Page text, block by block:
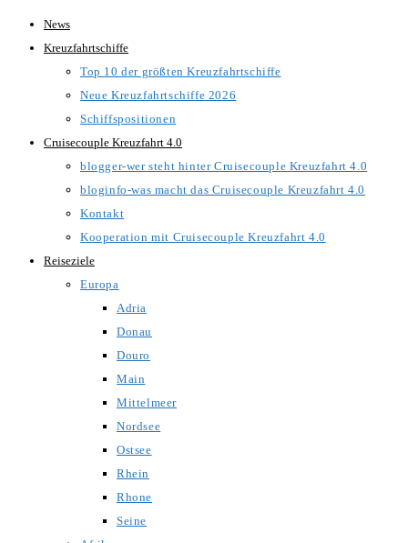
Zum
Inhalt
News
Kreuzfahrtschiffe
Top 10 der größten Kreuzfahrtschiffe
Neue Kreuzfahrtschiffe 2026
Schiffspositionen
Cruisecouple Kreuzfahrt 4.0
blogger-wer steht hinter Cruisecouple Kreuzfahrt 4.0
bloginfo-was macht das Cruisecouple Kreuzfahrt 4.0
Kontakt
Kooperation mit Cruisecouple Kreuzfahrt 4.0
Reiseziele
Europa
Adria
Donau
Douro
Main
Mittelmeer
Nordsee
Ostsee
Rhein
Rhone
Seine